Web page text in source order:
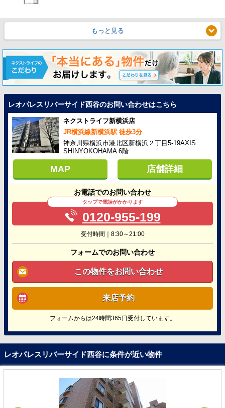
もっと見る
レオパレスリバーサイド西谷のお問い合わせはこちら
ネクストライフ新横浜店
JR横浜線新横浜駅 徒歩3分
神奈川県横浜市港北区新横浜２丁目5-19AXIS
SHINYOKOHAMA 6階
MAP 店舗詳細
お電話でのお問い合わせ
タップで電話がかかります
0120-955-199
受付時間｜8:30～21:00
フォームでのお問い合わせ
この物件をお問い合わせ
来店予約
フォームからは24時間365日受付しています。
レオパレスリバーサイド西谷に条件が近い物件